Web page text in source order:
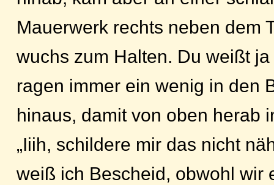
Mauerwerk rechts neben dem
wuchs zum Halten. Du weißt
ragen immer ein wenig in den
hinaus, damit von oben herab
„Iiih, schildere mir das nicht
weiß ich Bescheid, obwohl wir